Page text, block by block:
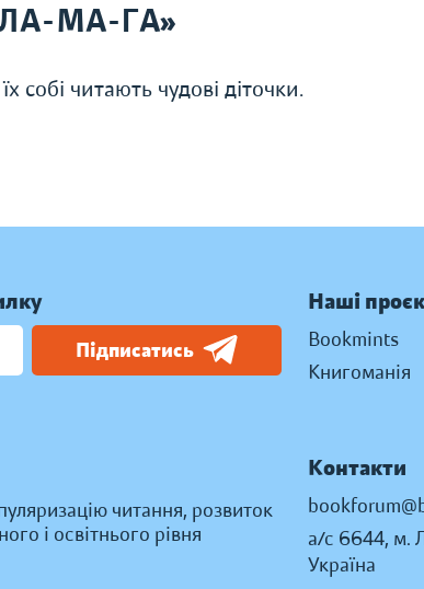
ЛА-МА-ГА»
читають чудові діточки.
Підписатись
читання, розвиток
і освітнього рівня
Наші
Bookmints
Книгоманія
Контакти
а/с 6644, м.
Україна